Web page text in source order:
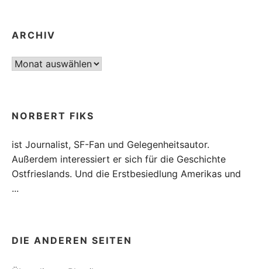
ARCHIV
Archiv
NORBERT FIKS
ist Journalist, SF-Fan und Gelegenheitsautor.
Außerdem interessiert er sich für die Geschichte
Ostfrieslands. Und die Erstbesiedlung Amerikas und
...
DIE ANDEREN SEITEN